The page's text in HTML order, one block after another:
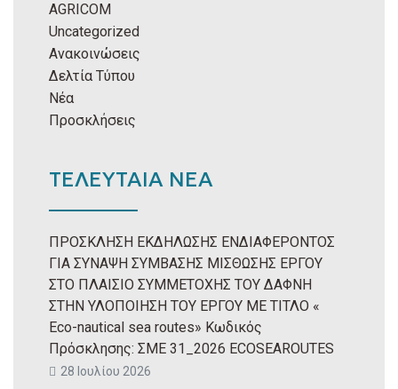
AGRICOM
Uncategorized
Ανακοινώσεις
Δελτία Τύπου
Νέα
Προσκλήσεις
ΤΕΛΕΥΤΑΙΑ ΝΕΑ
ΠΡΟΣΚΛΗΣΗ ΕΚΔΗΛΩΣΗΣ ΕΝΔΙΑΦΕΡΟΝΤΟΣ
ΓΙΑ ΣΥΝΑΨΗ ΣΥΜΒΑΣΗΣ ΜΙΣΘΩΣΗΣ ΕΡΓΟΥ
ΣΤΟ ΠΛΑΙΣΙΟ ΣΥΜΜΕΤΟΧΗΣ ΤΟΥ ΔΑΦΝΗ
ΣΤΗΝ ΥΛΟΠΟΙΗΣΗ ΤΟΥ ΕΡΓΟΥ ΜΕ ΤΙΤΛΟ «
Eco-nautical sea routes» Κωδικός
Πρόσκλησης: ΣΜΕ 31_2026 ECOSEAROUTES
28 Ιουλίου 2026